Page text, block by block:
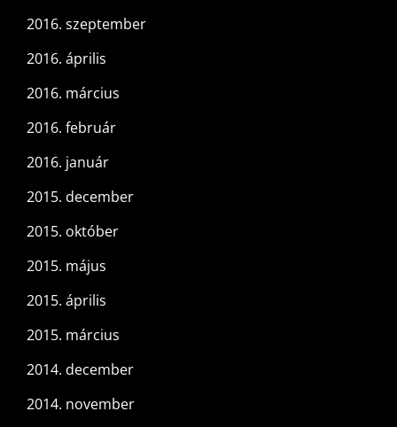
2016. szeptember
2016. április
2016. március
2016. február
2016. január
2015. december
2015. október
2015. május
2015. április
2015. március
2014. december
2014. november